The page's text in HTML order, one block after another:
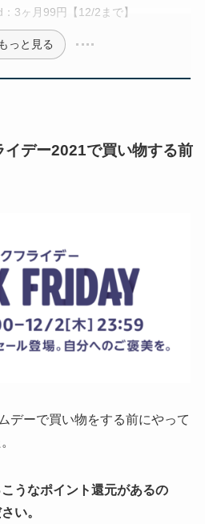
3ヶ月99円【12/2まで】
もっと見る
デー2021で買い物する前
デーで買い物をする前にやって
うなポイント還元があるの
い。